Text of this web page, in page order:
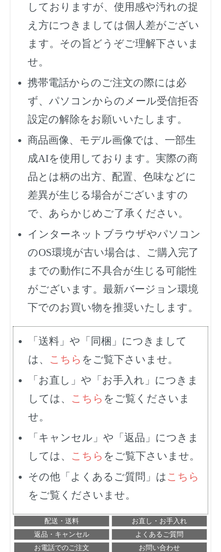
しておりますが、使用感や汚れの捉
え方につきましては個人差がござい
ます。その旨どうぞご理解下さいま
せ。
携帯電話からのご注文の際には必
ず、 パソコンからのメール受信拒否
設定の解除をお願いいたします。
商品画像、モデル画像では、一部生
成AIを使用しております。実際の商
品とは柄の出方、配置、色味などに
差異が生じる場合がございますの
で、あらかじめご了承ください。
インターネットブラウザやパソコン
のOS環境が古い場合は、ご購入完了
までの動作に不具合が生じる可能性
がございます。最新バージョン環境
下でのお買い物を推奨いたします。
「送料」や「同梱」につきまして
は、 こちら をご覧下さいませ。
「お直し」や「お手入れ」につきま
しては、 こちら をご覧くださいま
せ。
「キャンセル」や「返品」につきま
しては、 こちら をご覧下さいませ。
その他「よくあるご質問」は こちら
をご覧くださいませ。
配送・送料
お直し・お手入れ
返品・キャンセル
よくあるご質問
お電話でのご注文
お問い合わせ